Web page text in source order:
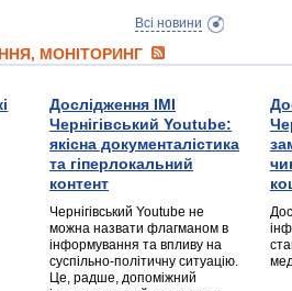
Всі новини
МОНІТОРИНГ
Дослідження ІМІ
Чернігівський Youtube:
якісна документалістика
та гіперлокальний
контент
Чернігівський Youtube не
можна назвати флагманом в
інформування та впливу на
суспільно-політичну ситуацію.
Це, радше, допоміжний